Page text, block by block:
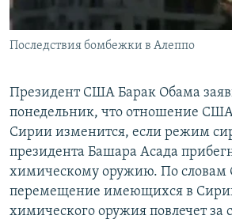
English
Русский
Все сайты Радио Азатутюн
Последствия бомбежки в Алеппо
Президент США Барак Обама
понедельник, что отношение
Сирии изменится, если режим
президента Башара Асада
химическому оружию. По словам
перемещение имеющихся в
химического оружия повлечет за